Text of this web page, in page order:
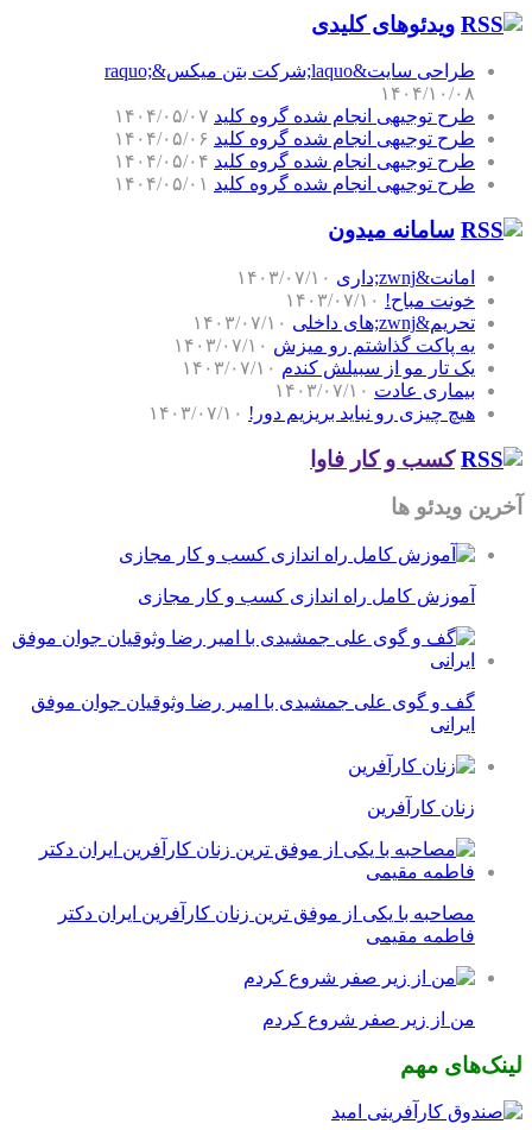
ویدئوهای کلیدی
طراحی سایت&laquo;شرکت بتن میکس&raquo;
۱۴۰۴/۱۰/۰۸
طرح توجیهی انجام شده گروه کلید ۱۴۰۴/۰۵/۰۷
طرح توجیهی انجام شده گروه کلید ۱۴۰۴/۰۵/۰۶
طرح توجیهی انجام شده گروه کلید ۱۴۰۴/۰۵/۰۴
طرح توجیهی انجام شده گروه کلید ۱۴۰۴/۰۵/۰۱
سامانه میدون
امانت&zwnj;داری
۱۴۰۳/۰۷/۱۰
خونت مباح! ۱۴۰۳/۰۷/۱۰
تحریم&zwnj;های داخلی
۱۴۰۳/۰۷/۱۰
یه پاکت گذاشتم رو میزش ۱۴۰۳/۰۷/۱۰
یک تار مو از سبیلش کندم ۱۴۰۳/۰۷/۱۰
بیماری عادت ۱۴۰۳/۰۷/۱۰
هیچ چیزی رو نباید بریزیم دور! ۱۴۰۳/۰۷/۱۰
کسب و کار فاوا
آخرین ویدئو ها
آموزش کامل راه اندازی کسب و کار مجازی
گف و گوی علی جمشیدی با امیر رضا وثوقیان جوان موفق
ایرانی
زنان کارآفرین
مصاحبه با یکی از موفق ترین زنان کارآفرین ایران دکتر
فاطمه مقیمی
من از زیر صفر شروع کردم
لینک‌های مهم